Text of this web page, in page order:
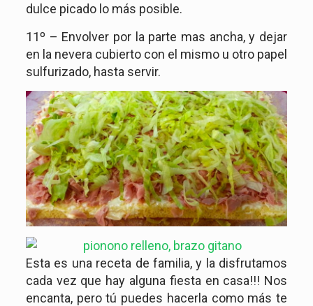
dulce picado lo más posible.
11º – Envolver por la parte mas ancha, y dejar
en la nevera cubierto con el mismo u otro papel
sulfurizado, hasta servir.
Esta es una receta de familia, y la disfrutamos
cada vez que hay alguna fiesta en casa!!! Nos
encanta, pero tú puedes hacerla como más te